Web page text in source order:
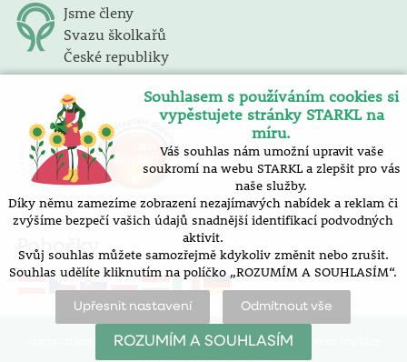
Jsme členy
Svazu školkařů
České republiky
Pobočky
prohlášení o přístupnosti |
nastavení cookies
Vytvořilo SOFICO-CZ, a.s.
Souhlasem s používáním cookies si
vypěstujete stránky STARKL na
míru.
Váš souhlas nám umožní upravit vaše
soukromí na webu STARKL a zlepšit pro vás
naše služby.
Díky němu zamezíme zobrazení nezajímavých nabídek a reklam či
zvýšíme bezpečí vašich údajů snadnější identifikací podvodných
aktivit.
Svůj souhlas můžete samozřejmě kdykoliv změnit nebo zrušit.
Souhlas udělíte kliknutím na políčko „ROZUMÍM A SOUHLASÍM“.
Upřesnit nastavení Odmítnout vše
ROZUMÍM A SOUHLASÍM